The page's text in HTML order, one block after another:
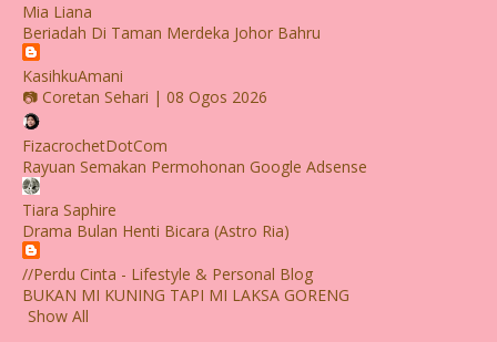
Mia Liana
Beriadah Di Taman Merdeka Johor Bahru
KasihkuAmani
📷 Coretan Sehari | 08 Ogos 2026
FizacrochetDotCom
Rayuan Semakan Permohonan Google Adsense
Tiara Saphire
Drama Bulan Henti Bicara (Astro Ria)
//Perdu Cinta - Lifestyle & Personal Blog
BUKAN MI KUNING TAPI MI LAKSA GORENG
Show All